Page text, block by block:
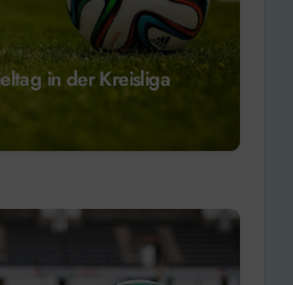
in der Kreisliga